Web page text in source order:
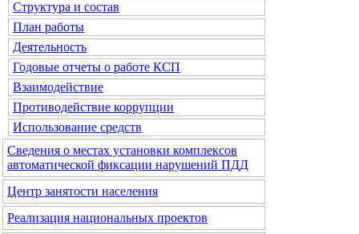
Структура и состав
План работы
Деятельность
Годовые отчеты о работе КСП
Взаимодействие
Противодействие коррупции
Использование средств
Сведения о местах установки комплексов
автоматической фиксации нарушений ПДД
Центр занятости населения
Реализация национальных проектов